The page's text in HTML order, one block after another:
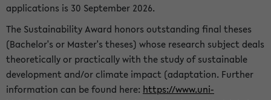
applications is 30 September 2026.
The Sustainability Award honors outstanding final theses
(Bachelor's or Master's theses) whose research subject deals
theoretically or practically with the study of sustainable
development and/or climate impact (adaptation. Further
information can be found here: https://www.uni-